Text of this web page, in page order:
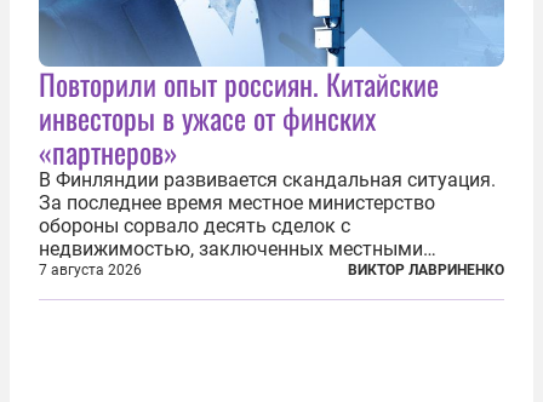
Повторили опыт россиян. Китайские
инвесторы в ужасе от финских
«партнеров»
В Финляндии развивается скандальная ситуация.
За последнее время местное министерство
обороны сорвало десять сделок с
недвижимостью, заключенных местными
фирмами с китайским капиталом. Чиновники
заявили, что они могли заключаться с целью
7 августа 2026 ВИКТОР ЛАВРИНЕНКО